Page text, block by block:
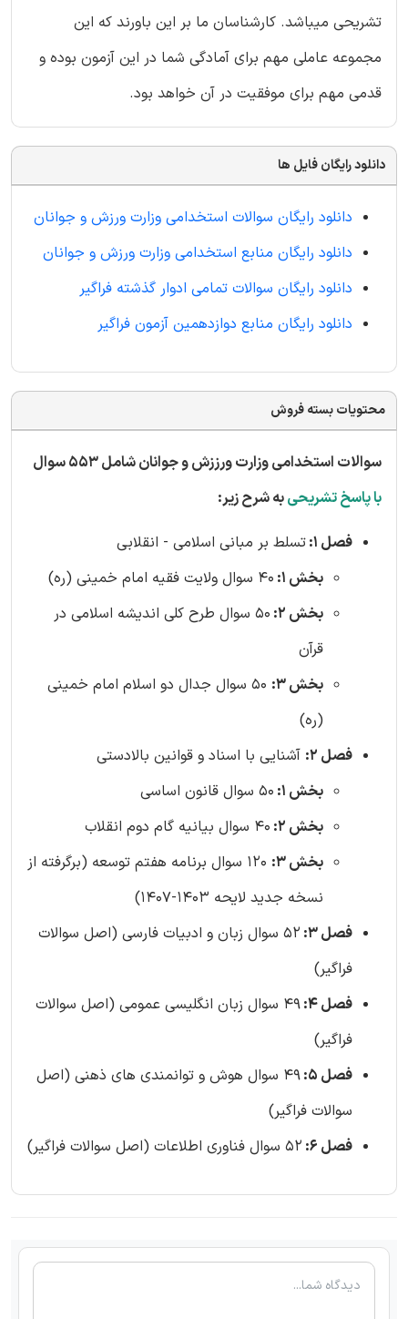
تشریحی میباشد. کارشناسان ما بر این باورند که این
مجموعه عاملی مهم برای آمادگی شما در این آزمون بوده و
قدمی مهم برای موفقیت در آن خواهد بود.
دانلود رایگان فایل ها
دانلود رایگان سوالات استخدامی وزارت ورزش و جوانان
دانلود رایگان منابع استخدامی وزارت ورزش و جوانان
دانلود رایگان سوالات تمامی ادوار گذشته فراگیر
دانلود رایگان منابع دوازدهمین آزمون فراگیر
محتویات بسته فروش
سوالات استخدامی وزارت ورززش و جوانان شامل 553 سوال
با پاسخ تشریحیبه شرح زیر:
فصل 1:
تسلط بر مبانی اسلامی - انقلابی
بخش 1:
40 سوال ولایت فقیه امام خمینی (ره)
بخش 2:
50 سوال طرح کلی اندیشه اسلامی در
قرآن
بخش 3:
50 سوال جدال دو اسلام امام خمینی
(ره)
فصل 2:
آشنایی با اسناد و قوانین بالادستی
بخش 1:
50 سوال قانون اساسی
بخش 2:
40 سوال بیانیه گام دوم انقلاب
بخش 3:
120 سوال برنامه هفتم توسعه (برگرفته از
نسخه جدید لایحه 1403-1407)
فصل 3:
52 سوال زبان و ادبیات فارسی (اصل سوالات
فراگیر)
فصل 4:
49 سوال زبان انگلیسی عمومی (اصل سوالات
فراگیر)
فصل 5:
49 سوال هوش و توانمندی های ذهنی (اصل
سوالات فراگیر)
فصل 6:
52 سوال فناوری اطلاعات (اصل سوالات فراگیر)